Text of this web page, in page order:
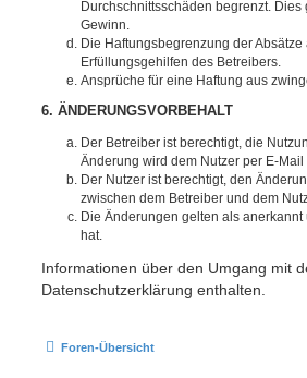
Durchschnittsschäden begrenzt.
Gewinn.
Die Haftungsbegrenzung der
Erfüllungsgehilfen des Betreibers.
Ansprüche für eine Haftung aus
6. ÄNDERUNGSVORBEHALT
Der Betreiber ist berechtigt, die
Änderung wird dem Nutzer per E-Mail
Der Nutzer ist berechtigt, den
zwischen dem Betreiber und dem
Die Änderungen gelten als
hat.
Informationen über den Umgang mit
Datenschutzerklärung enthalten.
Foren-Übersicht